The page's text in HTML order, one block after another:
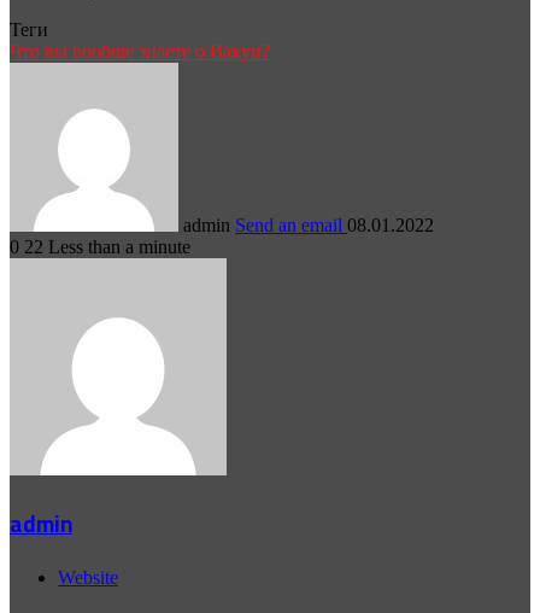
Теги
Что вы вообще знаете о Вакуи?
admin Send an email 08.01.2022
0 22 Less than a minute
admin
Website